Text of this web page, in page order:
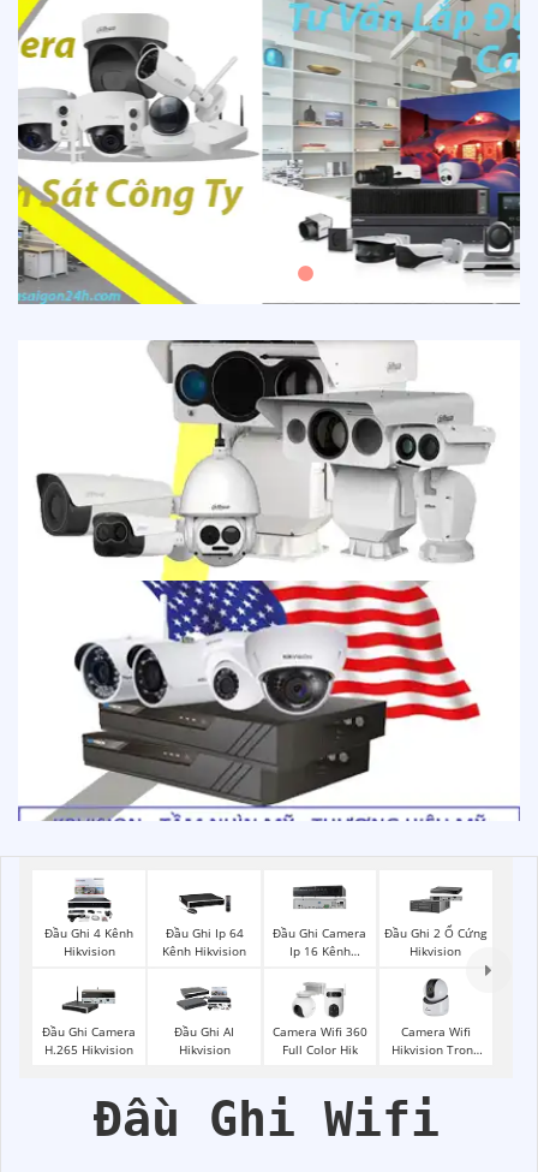
Đầu Ghi 4 Kênh
Hikvision
Đầu Ghi Ip 64
Kênh Hikvision
Đầu Ghi Camera
Ip 16 Kênh
Đầu Ghi 2 Ổ Cứng
Hikvision
Đầu Ghi Camera
H.265 Hikvision
Đầu Ghi AI
Hikvision
Camera Wifi 360
Full Color Hik
Camera Wifi
Hikvision Trong
Đầu Ghi Wifi